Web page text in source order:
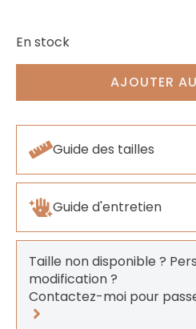
En stock
AJOUTER
Guide des tailles
Guide d'entretien
Taille non disponible ?
modification ?
Contactez-moi pour